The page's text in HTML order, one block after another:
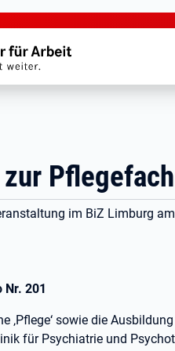
im BiZ Limburg
Nr. 201
‚Pflege‘ sowie die
für Psychiatrie und